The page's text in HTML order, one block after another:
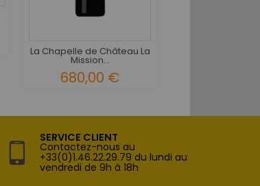
La Chapelle de Château La
Mission...
680,00 €
SERVICE CLIENT
Contactez-nous au
+33(0)1.46.22.29.79 du lundi au
vendredi de 9h à 18h